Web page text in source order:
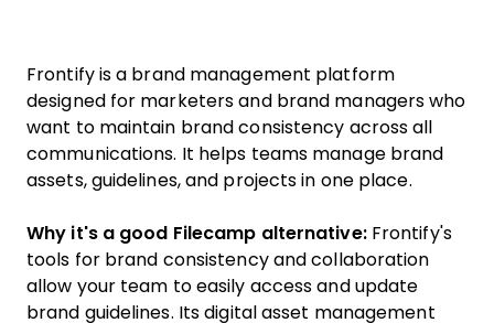
Frontify is a brand management platform
designed for marketers and brand managers who
want to maintain brand consistency across all
communications. It helps teams manage brand
assets, guidelines, and projects in one place.
Why it's a good Filecamp alternative:Frontify's
tools for brand consistency and collaboration
allow your team to easily access and update
brand guidelines. Its digital asset management